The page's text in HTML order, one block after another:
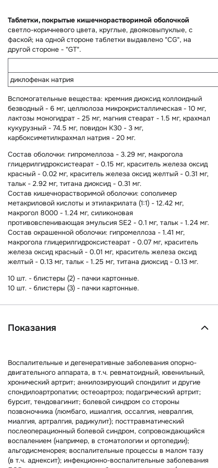
Таблетки, покрытые кишечнорастворимой оболочкой
светло-коричневого цвета, круглые, двояковыпуклые, с
фаской; на одной стороне таблетки выдавлено "CG", на
другой стороне - "GT".
диклофенак натрия
Вспомогательные вещества: кремния диоксид коллоидный
безводный - 6 мг, целлюлоза микрокристаллическая - 10 мг,
лактозы моногидрат - 25 мг, магния стеарат - 1.5 мг, крахмал
кукурузный - 74.5 мг, повидон К30 - 3 мг,
карбоксиметилкрахмал натрия - 20 мг.
Состав оболочки: гипромеллоза - 3.29 мг, макрогола
глицерилгидроксистеарат - 0.15 мг, краситель железа оксид
красный - 0.02 мг, краситель железа оксид желтый - 0.31 мг,
тальк - 2.92 мг, титана диоксид - 0.31 мг.
Состав кишечнорастворимой оболочки: сополимер
метакриловой кислоты и этилакрилата (1:1) - 12.42 мг,
макрогол 8000 - 1.24 мг, силиконовая
противовспенивающая эмульсия SE2 - 0.1 мг, тальк - 1.24 мг.
Состав окрашенной оболочки: гипромеллоза - 1.41 мг,
макрогола глицерилгидроксистеарат - 0.07 мг, краситель
железа оксид красный - 0.01 мг, краситель железа оксид
желтый - 0.13 мг, тальк - 1.25 мг, титана диоксид - 0.13 мг.
10 шт. - блистеры (2) - пачки картонные.
10 шт. - блистеры (3) - пачки картонные.
Показания
Воспалительные и дегенеративные заболевания опорно-
двигательного аппарата, в т.ч. ревматоидный, ювенильный,
хронический артрит; анкилозирующий спондилит и другие
спондилоартропатии; остеоартроз; подагрический артрит;
бурсит, тендовагинит; болевой синдром со стороны
позвоночника (люмбаго, ишиалгия, оссалгия, невралгия,
миалгия, артралгия, радикулит); посттравматический
послеоперационный болевой синдром, сопровождающийся
воспалением (например, в стоматологии и ортопедии);
альгодисменорея; воспалительные процессы в малом тазу
(в т.ч. аднексит); инфекционно-воспалительные заболевания